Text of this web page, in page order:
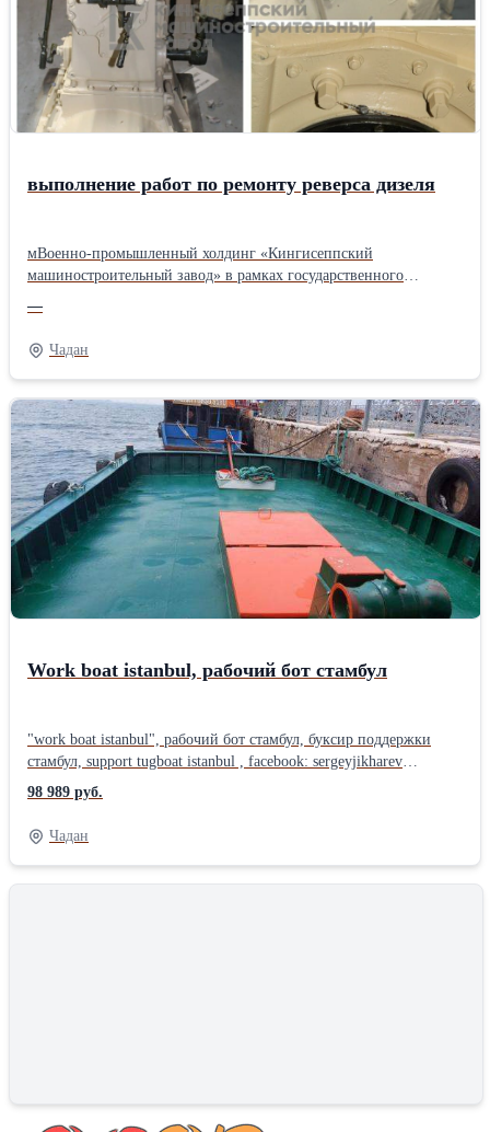
выполнение работ по ремонту реверса дизеля
мВоенно-промышленный холдинг «Кингисеппский
машиностроительный завод» в рамках государственного
двигателя после запуска, чтобы избежать лишних механических
потерь, шумов и вибраций. Вновь входить в зацепление после
остановки двигателя, и система готова к очередному пуску
дизеля. Военно-промышленный холдинг «Кингисеппский
машиностроительный завод» обладает собственными
производственными площадями, оснащёнными современным
технологическим оборудованием, складами запасных частей,
технической документацией, позволяющими выполнять
своевременное и качественное техническое обслуживание и
ремонт дизельных двигателей, как в нашей сервисной зоне, так
и с выездом по всей России. Предприятие сертифицировано по
системе менеджмента качества ИСО 9001-2008 (ISO 9001:2008),
имеет все необходимые лицензии и сертификаты. Контроль
—
Чадан
Work boat istanbul, рабочий бот стамбул
"work boat istanbul", рабочий бот стамбул, буксир поддержки
стамбул, support tugboat istanbul , facebook: sergeyjikharev
#Tugboat_for_sale #Service_vessel #Supply_delivery Tugboat with
crane available for sale 🌊 Locations: Istanbul, Izmail, Reni, Vilkovo,
Odesa, Mykolaiv, Kherson Services: vessel towing, supply delivery,
service boat operations 📞 Contact: +90 531 4262312 ✉️ Email:
serjih@yahoo.com | serjih06@gmail.com #ship_repair_Istanbul
98 989 руб.
Чадан